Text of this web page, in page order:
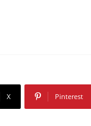
X Pinterest